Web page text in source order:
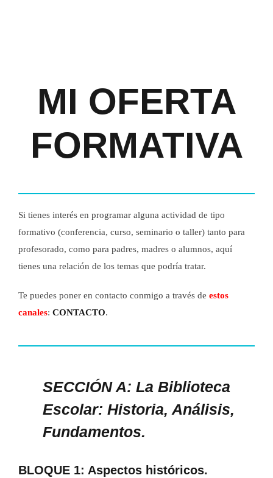
MI OFERTA
FORMATIVA
Si tienes interés en programar alguna actividad de tipo
formativo (conferencia, curso, seminario o taller) tanto para
profesorado, como para padres, madres o alumnos, aquí
tienes una relación de los temas que podría tratar.
Te puedes poner en contacto conmigo a través de estos
canales: CONTACTO.
SECCIÓN A: La Biblioteca
Escolar: Historia, Análisis,
Fundamentos.
BLOQUE 1: Aspectos históricos.